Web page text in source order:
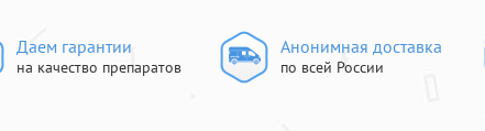
Даем гарантии
на качество препаратов
Анонимная доставка
по всей России